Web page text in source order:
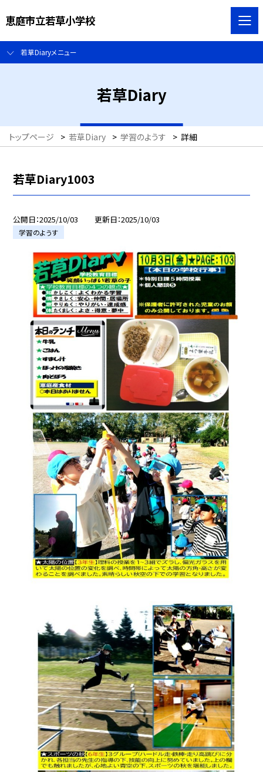
恵庭市立若草小学校
若草Diaryメニュー
若草Diary
トップページ > 若草Diary > 学習のようす > 詳細
若草Diary1003
公開日 2025/10/03 更新日 2025/10/03
学習のようす